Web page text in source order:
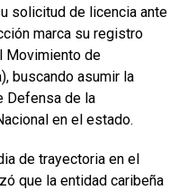
solicitud de licencia ante
marca su registro
Movimiento de
buscando asumir la
Defensa de la
en el estado.
de trayectoria en el
que la entidad caribeña